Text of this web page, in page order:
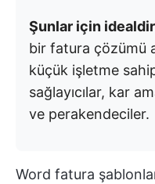
Şunlar için
bir fatura çözümü
küçük işletme
sağlayıcılar, kar
ve perakendeciler.
Word fatura